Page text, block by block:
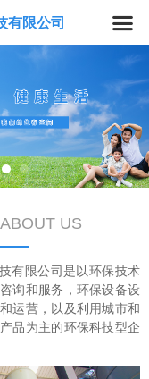
有限公司 끀
ABOUT US
限公司是以环保技术
询和服务，环保设备设
运营，以及利用城市和
品为主的环保科技型企